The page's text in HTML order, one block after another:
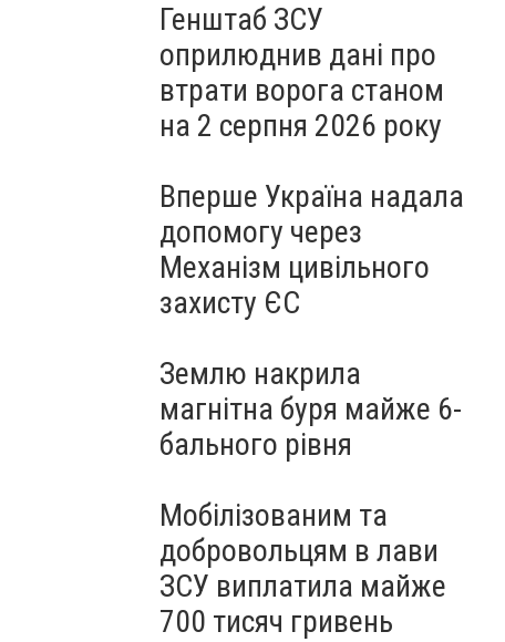
Генштаб ЗСУ
оприлюднив дані про
втрати ворога станом
на 2 серпня 2026 року
Вперше Україна надала
допомогу через
Механізм цивільного
захисту ЄС
Землю накрила
магнітна буря майже 6-
бального рівня
Мобілізованим та
добровольцям в лави
ЗСУ виплатила майже
700 тисяч гривень